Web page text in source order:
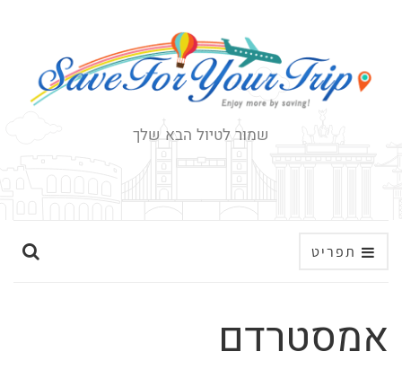
שמור לטיול הבא שלך
תפריט
ה
אמסטרדם